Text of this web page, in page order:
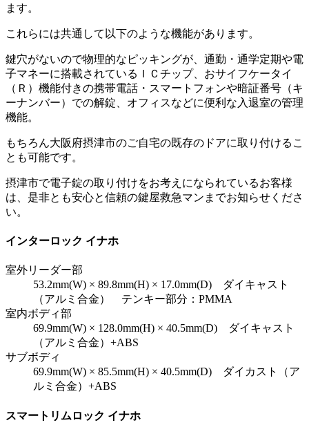
ます。
これらには共通して以下のような機能があります。
鍵穴がないので物理的なピッキングが、通勤・通学定期や電
子マネーに搭載されているＩＣチップ、おサイフケータイ
（Ｒ）機能付きの携帯電話・スマートフォンや暗証番号（キ
ーナンバー）での解錠、オフィスなどに便利な入退室の管理
機能。
もちろん大阪府摂津市のご自宅の既存のドアに取り付けるこ
とも可能です。
摂津市で電子錠の取り付けをお考えになられているお客様
は、是非とも安心と信頼の鍵屋救急マンまでお知らせくださ
い。
インターロック イナホ
室外リーダー部
53.2mm(W) × 89.8mm(H) × 17.0mm(D) ダイキャスト
（アルミ合金） テンキー部分：PMMA
室内ボディ部
69.9mm(W) × 128.0mm(H) × 40.5mm(D) ダイキャスト
（アルミ合金）+ABS
サブボディ
69.9mm(W) × 85.5mm(H) × 40.5mm(D) ダイカスト（ア
ルミ合金）+ABS
スマートリムロック イナホ